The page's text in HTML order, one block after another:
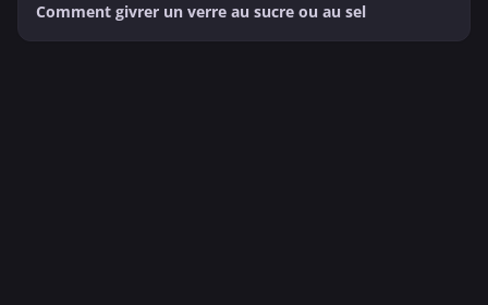
Comment givrer un verre au sucre ou au sel